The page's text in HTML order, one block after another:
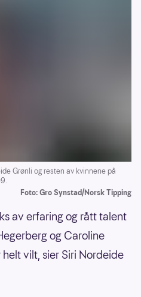
Grønli og resten av kvinnene på
Foto: Gro Synstad/Norsk Tipping
av erfaring og rått talent
og Caroline
vilt, sier Siri Nordeide